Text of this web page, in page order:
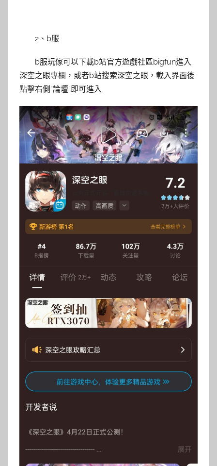
2、b服
b服玩傢可以下載b站官方遊戲社區bigfun進入
深空之眼專欄，或者b站搜索深空之眼，載入界面後
點擊右側“論壇”即可進入